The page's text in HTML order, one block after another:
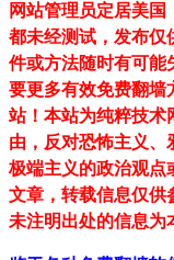
网站管理员定居美
都未经测试，发布
件或方法随时有可能
要更多有效免费翻墙
站！ 本站为纯粹技术
由，反对恐怖主义、
极端主义的政治观点
文章，转载信息仅供
未注明出处的信息为